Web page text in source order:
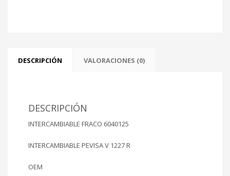
VALV
IMPORTADA
cantidad
DESCRIPCIÓN VALORACIONES (0)
DESCRIPCIÓN
INTERCAMBIABLE FRACO 6040125
INTERCAMBIABLE PEVISA V 1227 R
OEM